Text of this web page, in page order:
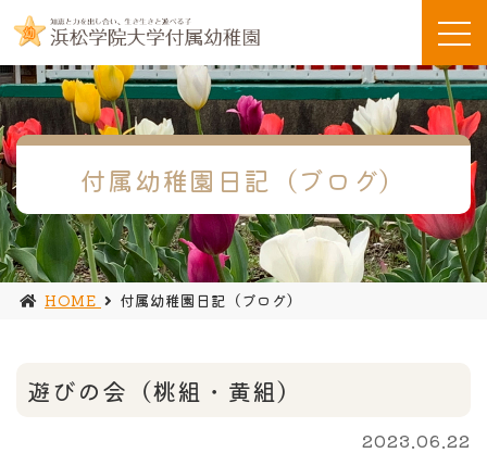
付属幼稚園日記（ブログ）
HOME 付属幼稚園日記（ブログ）
遊びの会（桃組・黄組）
2023.06.22